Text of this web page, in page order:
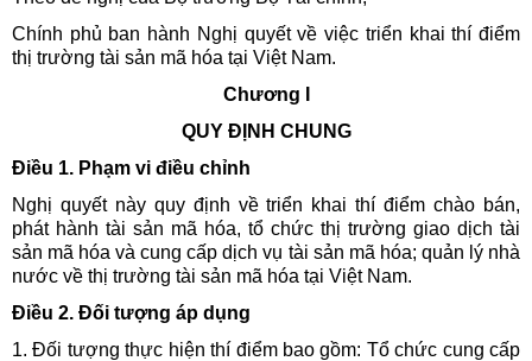
Chính phủ ban hành Nghị quyết về việc triển khai thí điểm
thị trường tài sản mã hóa tại Việt Nam.
Chương I
QUY ĐỊNH CHUNG
Điều 1. Phạm vi điều chỉnh
Nghị quyết này quy định về triển khai thí điểm chào bán,
phát hành tài sản mã hóa, tổ chức thị trường giao dịch tài
sản mã hóa và cung cấp dịch vụ tài sản mã hóa; quản lý nhà
nước về thị trường tài sản mã hóa tại Việt Nam.
Điều 2. Đối tượng áp dụng
1. Đối tượng thực hiện thí điểm bao gồm: Tổ chức cung cấp